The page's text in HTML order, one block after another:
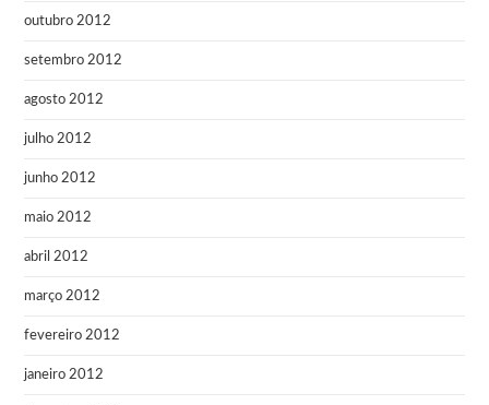
outubro 2012
setembro 2012
agosto 2012
julho 2012
junho 2012
maio 2012
abril 2012
março 2012
fevereiro 2012
janeiro 2012